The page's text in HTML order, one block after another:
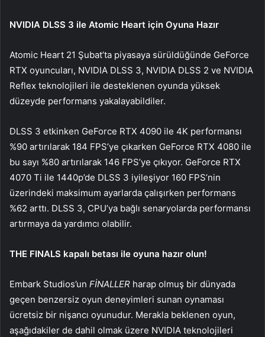
NVIDIA DLSS 3 ile Atomic Heart için Oyuna Hazır
Atomic Heart 21 Şubat’ta piyasaya sürüldüğünde GeForce
RTX oyuncuları, NVIDIA DLSS 3, NVIDIA DLSS 2 ve NVIDIA
Reflex teknolojileri ile desteklenen oyunda yüksek
düzeyde performans yakalayabildiler.
DLSS 3 etkinken GeForce RTX 4090 ile 4K performansı
%90 artırılarak 184 FPS’ye çıkarken GeForce RTX 4080 ile
bu sayı %80 artırılarak 146 FPS’ye çıkıyor. GeForce RTX
4070 Ti ile 1440p’de DLSS 3 iyileşiyor 160 FPS’nin
üzerindeki maksimum ayarlarda çalışırken performans
%62 arttı. DLSS 3, CPU’ya bağlı senaryolarda performansı
artırmaya da yardımcı olabilir.
THE FINALS kapalı betası ile oyuna hazır olun!
Embark Studios’un FİNALLER harap olmuş bir dünyada
geçen benzersiz oyun deneyimleri sunan oynaması
ücretsiz bir nişancı oyunudur. Merakla beklenen oyun,
aşağıdakiler de dahil olmak üzere NVIDIA teknolojileri